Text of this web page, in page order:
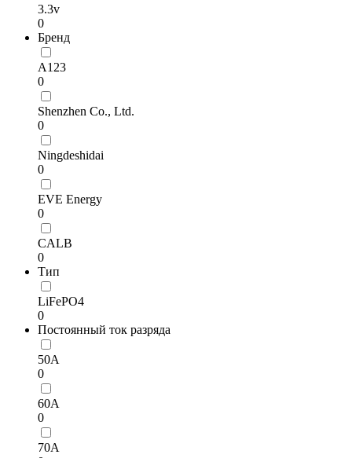
3.3v
0
Бренд
А123
0
Shenzhen Co., Ltd.
0
Ningdeshidai
0
EVE Energy
0
CALB
0
Тип
LiFePO4
0
Постоянный ток разряда
50А
0
60А
0
70А